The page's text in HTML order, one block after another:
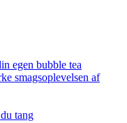
egen bubble tea
smagsoplevelsen af
tang